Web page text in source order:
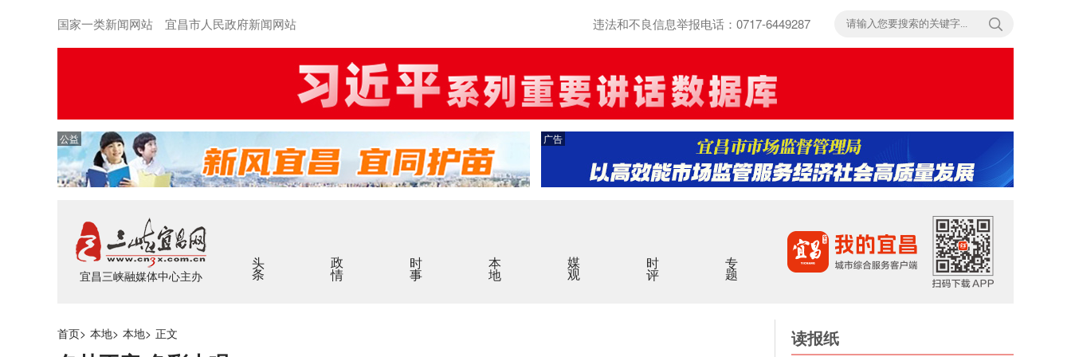
国家一类新闻网站 宜昌市人民政府新闻网站 违法和不良信息举报电话：0717-6449287
公益 广告
宜昌三峡融媒体中心主办
头条 政情 时事 本地 媒观 时评 专题
首页> 本地> 本地> 正文 读报纸